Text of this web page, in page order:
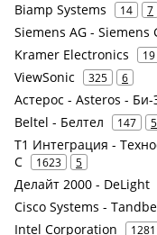
Biamp Systems 14 7
Siemens AG - Siemens
Kramer Electronics 19
ViewSonic 325 6
Астерос - Asteros -
Beltel - Белтел 147 5
Т1 Интеграция -
С
1623 5
Делайт 2000 - DeLight
Cisco Systems -
Intel Corporation